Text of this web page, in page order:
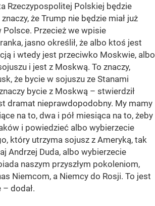
Rzeczypospolitej Polskiej będzie
że Trump nie będzie miał już
Przecież we wpisie
jasno określił, że albo ktoś jest
i wtedy jest przeciwko Moskwie, albo
i jest z Moskwą. To znaczy,
że bycie w sojuszu ze Stanami
bycie z Moskwą – stwierdził
dramat nieprawdopodobny. My mamy
na to, dwa i pół miesiąca na to, żeby
i powiedzieć albo wybierzecie
który utrzyma sojusz z Ameryką, tak
Andrzej Duda, albo wybierzecie
naszym przyszłym pokoleniom,
Niemcom, a Niemcy do Rosji. To jest
– dodał.